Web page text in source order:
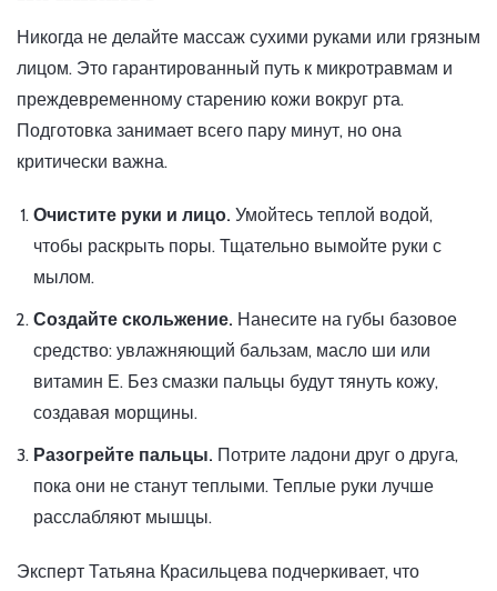
Никогда не делайте массаж сухими руками или грязным
лицом. Это гарантированный путь к микротравмам и
преждевременному старению кожи вокруг рта.
Подготовка занимает всего пару минут, но она
критически важна.
Очистите руки и лицо. Умойтесь теплой водой,
чтобы раскрыть поры. Тщательно вымойте руки с
мылом.
Создайте скольжение. Нанесите на губы базовое
средство: увлажняющий бальзам, масло ши или
витамин Е. Без смазки пальцы будут тянуть кожу,
создавая морщины.
Разогрейте пальцы. Потрите ладони друг о друга,
пока они не станут теплыми. Теплые руки лучше
расслабляют мышцы.
Эксперт Татьяна Красильцева подчеркивает, что